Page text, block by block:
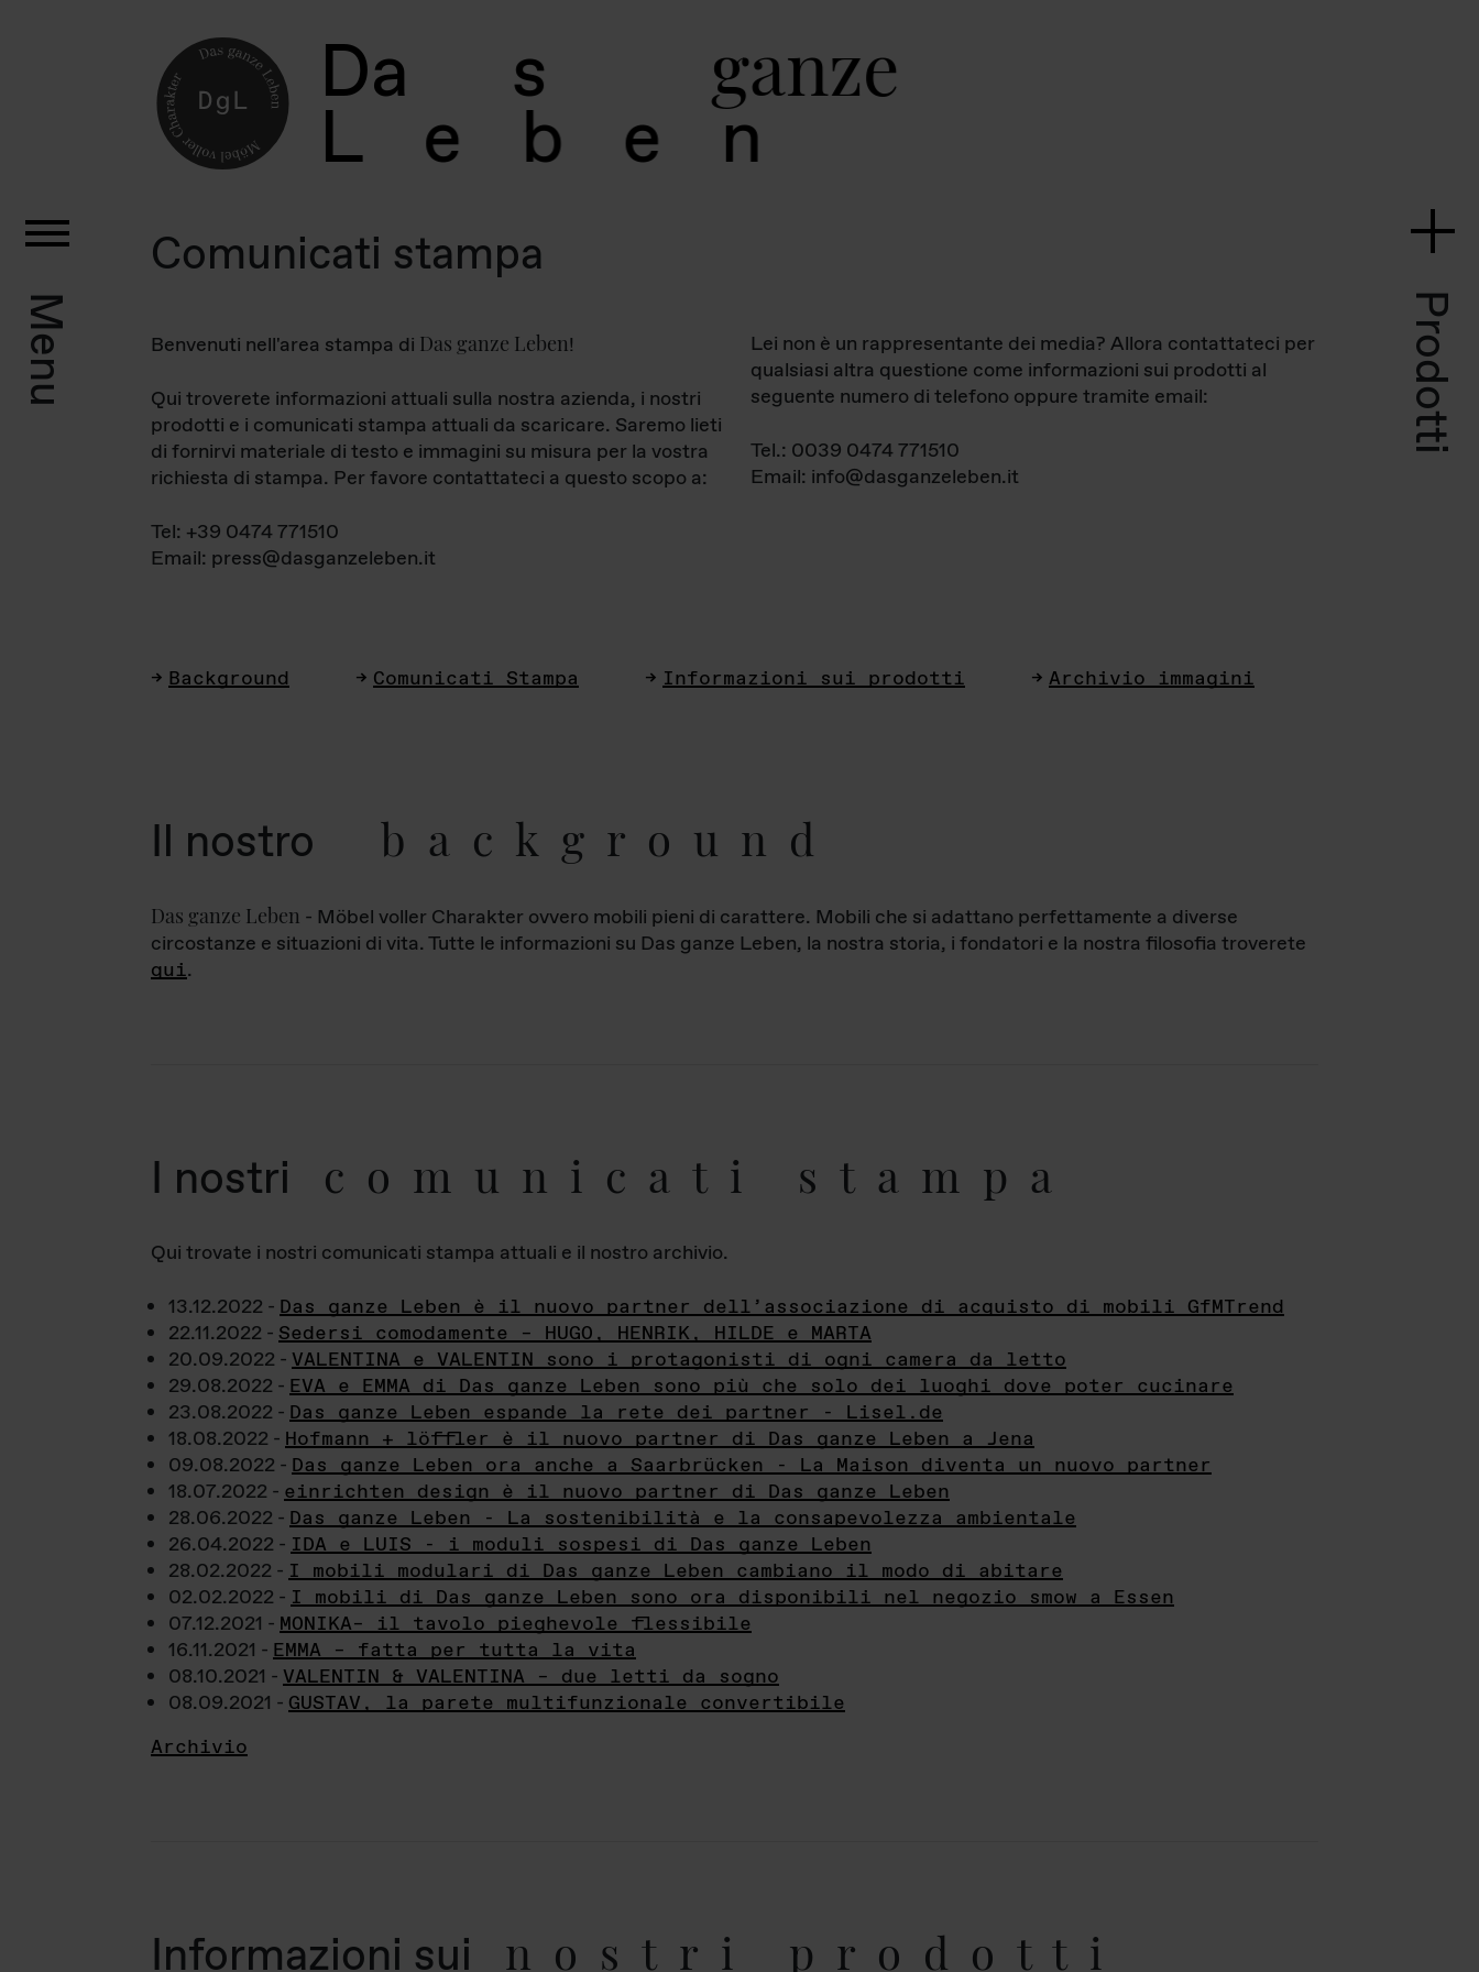
Da s ganz
L e b e
Menu Prodotti
Comunicati stampa
Benvenuti nell'area stampa di Das ganze Leben!
Qui troverete informazioni attuali sulla nostra azienda, i nostri
prodotti e i comunicati stampa attuali da scaricare. Saremo lieti
di fornirvi materiale di testo e immagini su misura per la vostra
richiesta di stampa. Per favore contattateci a questo scopo a:
Tel: +39 0474 771510
Email: press@dasganzeleben.it
Lei non è un rappresentante dei media? Allora contattateci per
qualsiasi altra questione come informazioni sui prodotti al
seguente numero di telefono oppure tramite email:
Tel.: 0039 0474 771510
Email: info@dasganzeleben.it
Background Comunicati Stampa Informazioni sui prodotti Archivio immagini
Il nostro background
Das ganze Leben - Möbel voller Charakter ovvero mobili pieni di carattere. Mobili che si adattano perfettamente a diverse
circostanze e situazioni di vita. Tutte le informazioni su Das ganze Leben, la nostra storia, i fondatori e la nostra filosofia troverete
qui.
I nostri comunicati stampa
Qui trovate i nostri comunicati stampa attuali e il nostro archivio.
13.12.2022 - Das ganze Leben è il nuovo partner dell’associazione di acquisto di mobili GfMTrend
22.11.2022 - Sedersi comodamente – HUGO, HENRIK, HILDE e MARTA
20.09.2022 - VALENTINA e VALENTIN sono i protagonisti di ogni camera da letto
29.08.2022 - EVA e EMMA di Das ganze Leben sono più che solo dei luoghi dove poter cucinare
23.08.2022 - Das ganze Leben espande la rete dei partner - Lisel.de
18.08.2022 - Hofmann + löffler è il nuovo partner di Das ganze Leben a Jena
09.08.2022 - Das ganze Leben ora anche a Saarbrücken - La Maison diventa un nuovo partner
18.07.2022 - einrichten design è il nuovo partner di Das ganze Leben
28.06.2022 - Das ganze Leben - La sostenibilità e la consapevolezza ambientale
26.04.2022 - IDA e LUIS - i moduli sospesi di Das ganze Leben
28.02.2022 - I mobili modulari di Das ganze Leben cambiano il modo di abitare
02.02.2022 - I mobili di Das ganze Leben sono ora disponibili nel negozio smow a Essen
07.12.2021 - MONIKA– il tavolo pieghevole flessibile
16.11.2021 - EMMA – fatta per tutta la vita
08.10.2021 - VALENTIN & VALENTINA – due letti da sogno
08.09.2021 - GUSTAV, la parete multifunzionale convertibile
Archivio
Informazioni sui nostri prodotti